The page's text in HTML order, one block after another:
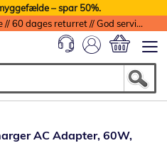
– spar 50%.
Billig fragt // Levering 1-2 dage // 60 dages returret // God service med garanti
AC Adapter, 60W,